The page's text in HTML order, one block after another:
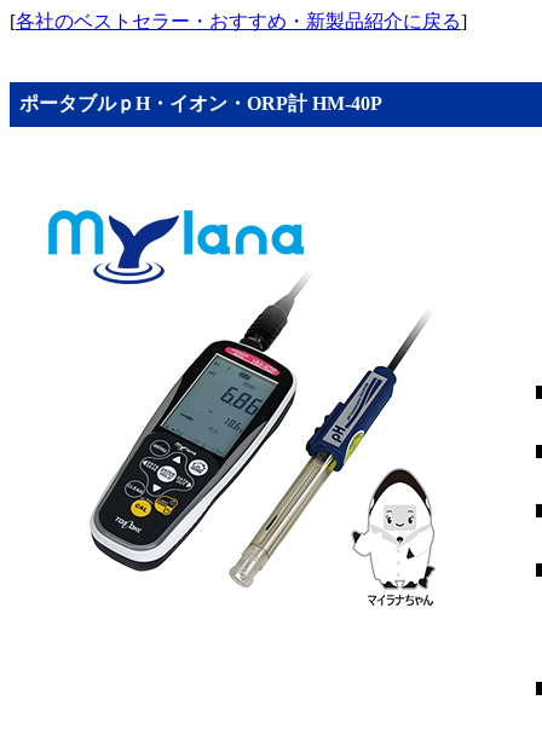
[各社のベストセラー・おすすめ・新製品紹介に戻る]
ポータブルｐH・イオン・ORP計 HM-40P